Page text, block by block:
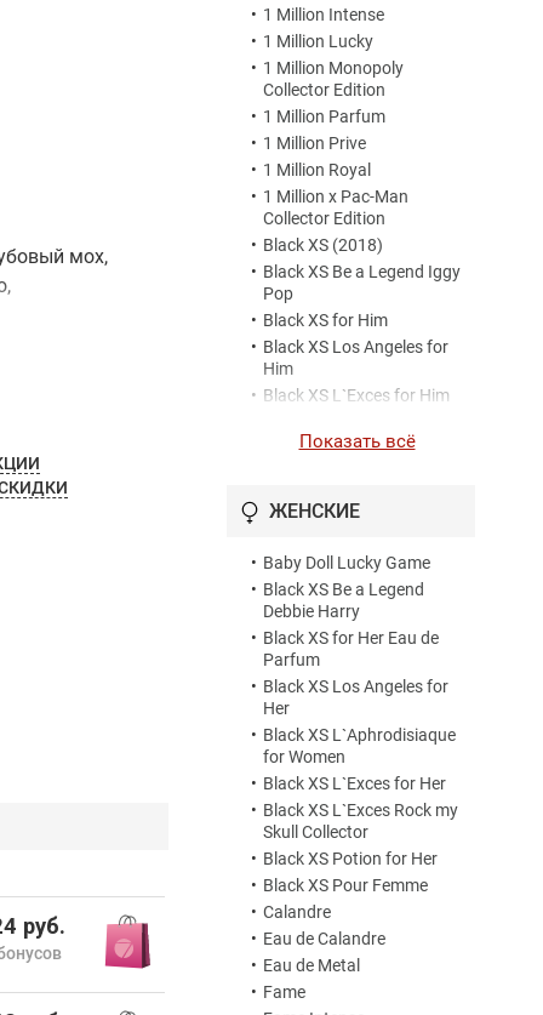
мох,
руб.
• 1 Million Intense
• 1 Million Lucky
• 1 Million Monopoly
Collector Edition
• 1 Million Parfum
• 1 Million Prive
• 1 Million Royal
• 1 Million x Pac-Man
Collector Edition
• Black XS (2018)
• Black XS Be a Legend Iggy
Pop
• Black XS for Him
• Black XS Los Angeles for
Him
• Black XS L`Exces for Him
Blossom Me
•
Eau
•
• Invictus Aqua
• Invictus Intense
Invictus Legend
• Invictus Onyx Collector
Edition
• Invictus Parfum
Invictus Platinum
• Invictus Silver Cup
Invictus Victory
• Invictus Victory Elixir
• Million Gold
Paco Rabanne pour homme
Phantom
Phantom Elixir
Phantom Intense
Phantom Legion
Phantom Parfum
Pure XS
Показать всё
ЖЕНСКИЕ
• Baby Doll Lucky Game
• Black XS Be a Legend
Debbie Harry
• Black XS for Her Eau de
Parfum
• Black XS Los Angeles for
Her
• Black XS L`Aphrodisiaque
for Women
• Black XS L`Exces for Her
• Black XS L`Exces Rock my
Skull Collector
• Black XS Potion for Her
• Black XS Pour Femme
• Calandre
• Eau de Calandre
• Eau de Metal
• Fame